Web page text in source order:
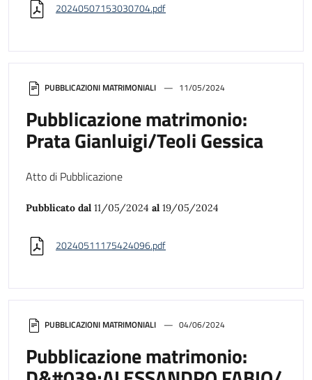
PUBBLICAZIONI MATRIMONIALI 04/06/2024
Pubblicazione matrimonio:
PUBBLICAZIONI MATRIMONIALI 11/05/2024
Pubblicazione matrimonio:
Prata Gianluigi/Teoli Gessica
Atto di Pubblicazione
Pubblicato dal 11/05/2024 al 19/05/2024
20240511175424096.pdf
20240507153030704.pdf